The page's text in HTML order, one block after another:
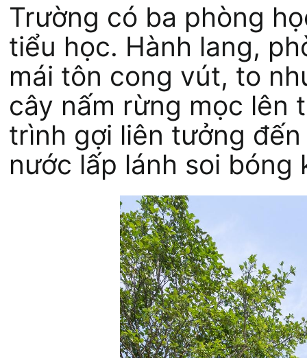
Trường có ba phòng
tiểu học. Hành lang,
mái tôn cong vút, to
cây nấm rừng mọc lên
trình gợi liên tưởng
nước lấp lánh soi bóng